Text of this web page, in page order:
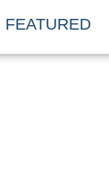
FEATURED